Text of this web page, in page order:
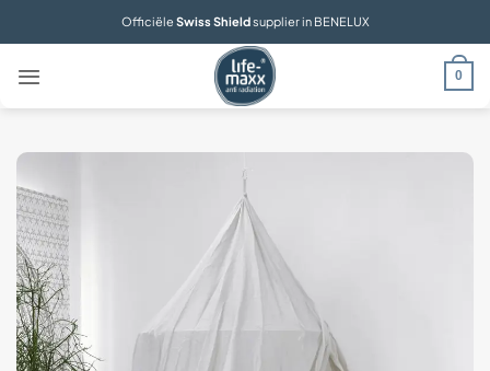
Officiële Swiss Shieldsupplier in BENELUX
0